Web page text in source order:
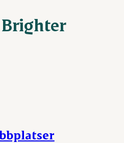
är journalist